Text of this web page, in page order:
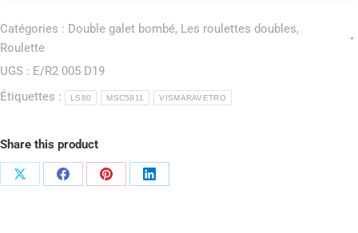
Catégories : Double galet bombé, Les roulettes doubles,
Roulette
UGS : E/R2 005 D19
Étiquettes :
LS80 MSC5811 VISMARAVETRO
Share this product